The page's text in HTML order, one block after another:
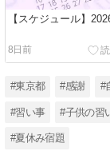
【スケジュール】
8日前
#東京都 #感謝 #
#習い事 #子供の習
#夏休み宿題